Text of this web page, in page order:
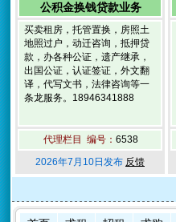
公积金换钱贷款业务
买卖租房，托管置换，房照土
地照过户，动迁咨询，抵押贷
款，办各种公证，遗产继承，
出国公证，认证签证，外文翻
译，代写文书，法律咨询等一
条龙服务。18946341888
代理栏目 编号： 6538
2026年7月10日发布 反馈